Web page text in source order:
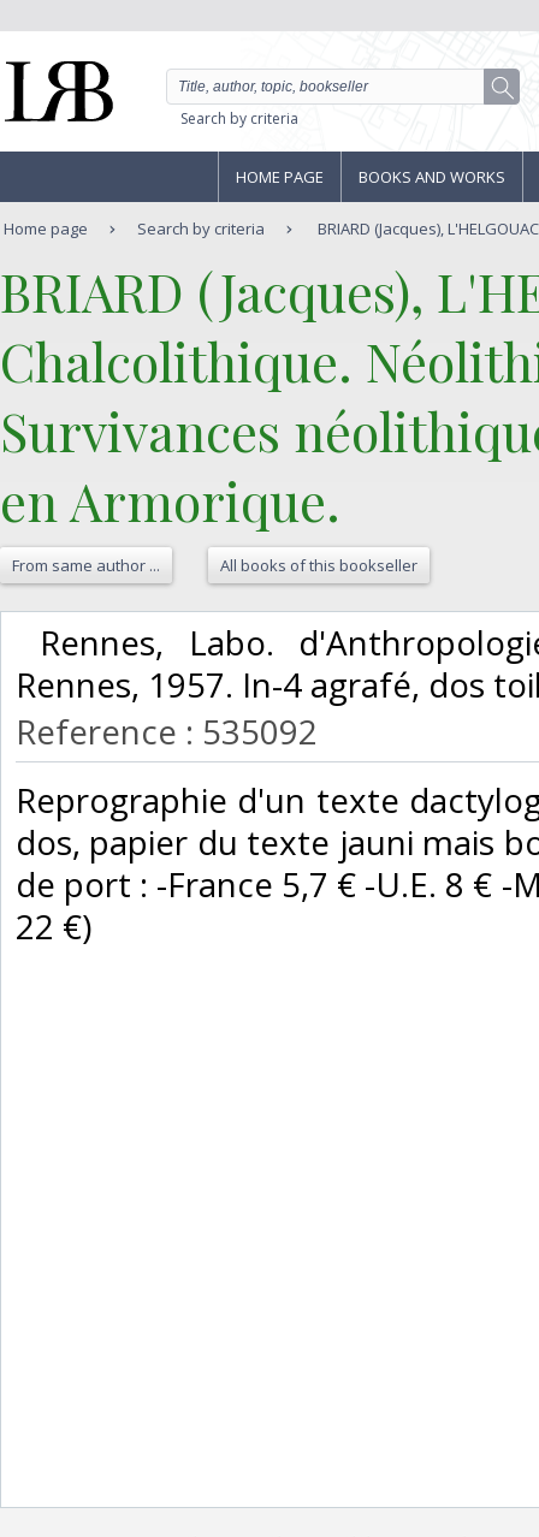
Search by criteria
HOME PAGE BOOKS AND WORKS
Home page Search by criteria BRIARD (Jacques),
‎BRIARD (Jacques),
‎Chalcolithique.
Survivances
en Armorique.‎
From same author ... All books of this bookseller
Rennes, Labo.
Rennes, 1957. In-4 agrafé, dos
Reference : 535092
‎Reprographie d'un texte
dos, papier du texte jauni mais
de port : -France 5,7 € -U.E. 8 € -
22 €) ‎